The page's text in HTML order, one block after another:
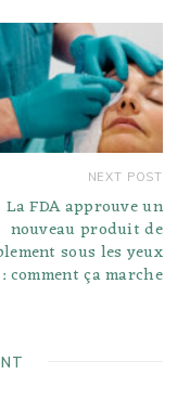
NEXT POST
La FDA approuve un
nouveau produit de
sous les yeux
: comment ça marche